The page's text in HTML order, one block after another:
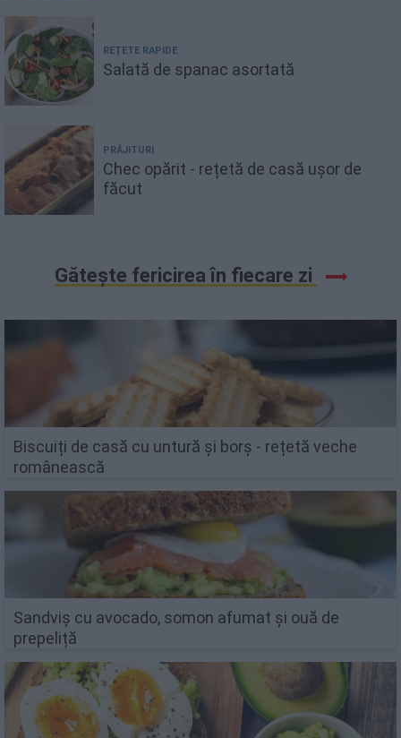
REȚETE RAPIDE
Salată de spanac asortată
PRĂJITURI
Chec opărit - rețetă de casă ușor de
făcut
Gătește fericirea în fiecare zi
Biscuiți de casă cu untură și borș - rețetă veche
românească
Sandviș cu avocado, somon afumat și ouă de
prepeliță